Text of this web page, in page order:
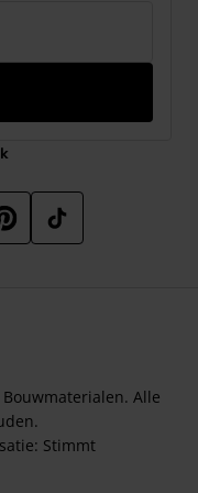
Alle
Stimmt